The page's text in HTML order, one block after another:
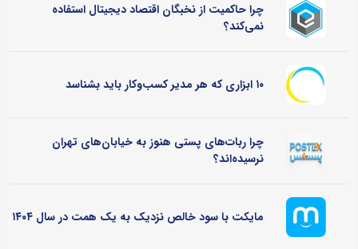
چرا حاکمیت از نخبگان اقتصاد دیجیتال استفاده
نمی‌کند؟
۱۰ ابزاری که هر مدیر کسب‌وکار باید بشناسد
چرا ربات‌های پستی هنوز به خیابان‌های تهران
نرسیده‌اند؟
مایکت با سود خالص نزدیک به یک همت در سال ۱۴۰۴